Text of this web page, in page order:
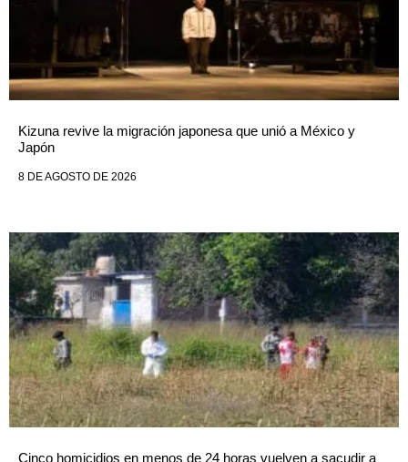
Kizuna revive la migración japonesa que unió a México y
Japón
8 DE AGOSTO DE 2026
Cinco homicidios en menos de 24 horas vuelven a sacudir a